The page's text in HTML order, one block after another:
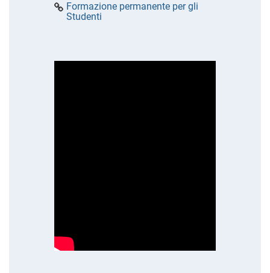
Formazione permanente per gli
Studenti